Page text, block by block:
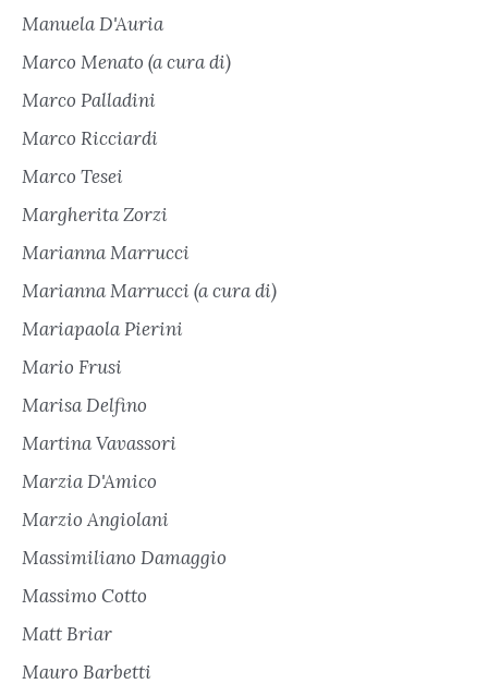
Manuela D'Auria
Marco Menato (a cura di)
Marco Palladini
Marco Ricciardi
Marco Tesei
Margherita Zorzi
Marianna Marrucci
Marianna Marrucci (a cura di)
Mariapaola Pierini
Mario Frusi
Marisa Delfino
Martina Vavassori
Marzia D'Amico
Marzio Angiolani
Massimiliano Damaggio
Massimo Cotto
Matt Briar
Mauro Barbetti